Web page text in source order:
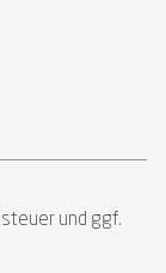
und ggf.